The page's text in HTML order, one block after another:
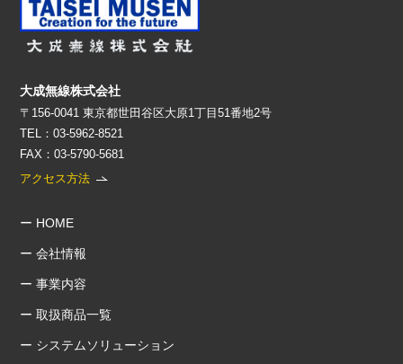
大成無線株式会社
〒156-0041 東京都世田谷区大原1丁目51番地2号
TEL：03-5962-8521
FAX：03-5790-5681
アクセス方法
ー HOME
ー 会社情報
ー 事業内容
ー 取扱商品一覧
ー システムソリューション